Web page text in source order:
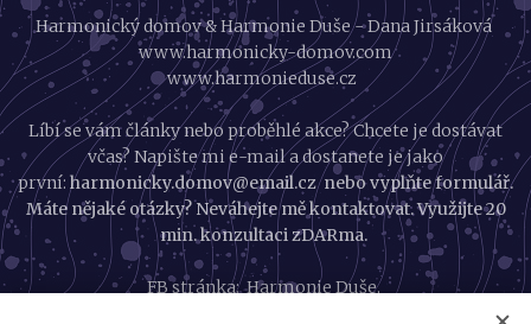
Harmonický domov & Harmonie Duše - Dana Jirsáková
www.harmonicky-domov.com
www.harmonieduse.cz
Líbí se vám články nebo proběhlé akce? Chcete je dostávat
včas? Napište mi e-mail a dostanete je jako
první: harmonicky.domov@email.cz nebo vyplňte formulář.
Máte nějaké otázky? Neváhejte mě kontaktovat. Využijte 20
min. konzultaci zDARma.
FB stránka: Harmonie Duše,